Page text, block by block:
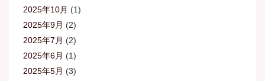
2025年10月 (1)
2025年9月 (2)
2025年7月 (2)
2025年6月 (1)
2025年5月 (3)